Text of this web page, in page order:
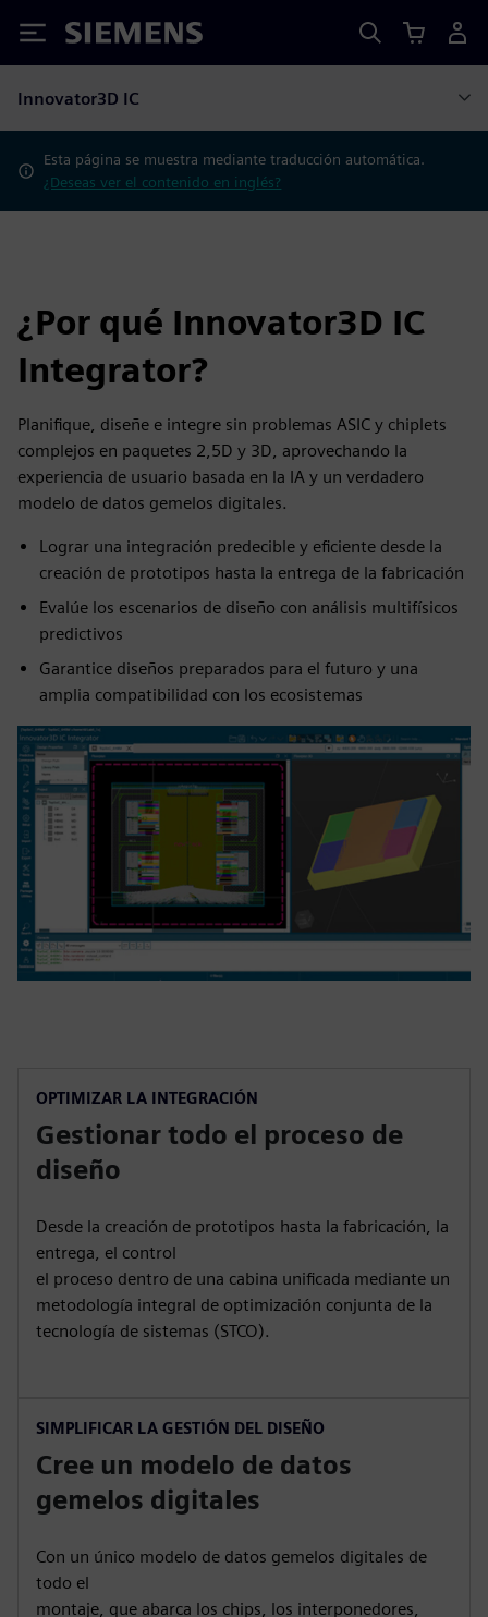
Siemens
Innovator3D IC
Esta página se muestra mediante traducción automática.
¿Deseas ver el contenido en inglés?
¿Por qué Innovator3D IC
Integrator?
Planifique, diseñe e integre sin problemas ASIC y chiplets
complejos en paquetes 2,5D y 3D, aprovechando la
experiencia de usuario basada en la IA y un verdadero
modelo de datos gemelos digitales.
Lograr una integración predecible y eficiente desde la
creación de prototipos hasta la entrega de la fabricación
Evalúe los escenarios de diseño con análisis multifísicos
predictivos
Garantice diseños preparados para el futuro y una
amplia compatibilidad con los ecosistemas
OPTIMIZAR LA INTEGRACIÓN
Gestionar todo el proceso de
diseño
Desde la creación de prototipos hasta la fabricación, la
entrega, el control
el proceso dentro de una cabina unificada mediante un
metodología integral de optimización conjunta de la
tecnología de sistemas (STCO).
SIMPLIFICAR LA GESTIÓN DEL DISEÑO
Cree un modelo de datos
gemelos digitales
Con un único modelo de datos gemelos digitales de
todo el
montaje, que abarca los chips, los interponedores,